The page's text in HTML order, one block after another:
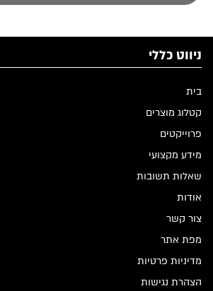
ניווט כללי
בית
קטלוג מוצרים
פרוייקטים
מידע מקצועי
שאלות תשובות
אודות
צור קשר
מפת אתר
מדיניות פרטיות
הצהרת נגישות